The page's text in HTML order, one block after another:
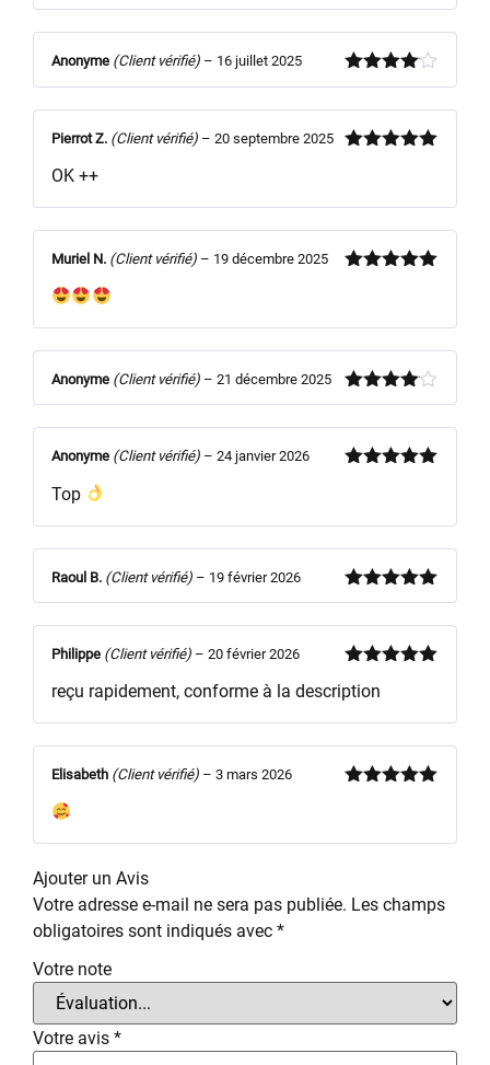
Note4
Anonyme (Client vérifié) – 16 juillet 2025
Pierrot Z. (Client vérifié) – 20 septembre 2025
OK ++
Muriel N. (Client vérifié) – 19 décembre 2025
Note4
Anonyme (Client vérifié) – 21 décembre 2025
Anonyme (Client vérifié) – 24 janvier 2026
Top
Note5sur
Raoul B. (Client vérifié) – 19 février 2026
5
Philippe (Client vérifié) – 20 février 2026
reçu rapidement, conforme à la description
Elisabeth (Client vérifié) – 3 mars 2026
Ajouter un Avis
Votre adresse e-mail ne sera pas publiée. Les champs
obligatoires sont indiqués avec *
Votre note
Votre avis *